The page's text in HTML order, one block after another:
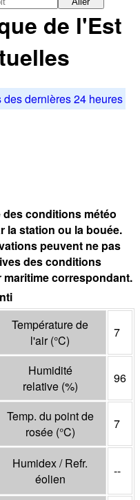
de l'Est
dernières 24 heures
conditions météo
la station ou la bouée.
peuvent ne pas
des conditions
correspondant.
Température de
l'air(°C)
7
Humidité
relative (%)
96
Temp. du point de
rosée (°C)
7
Humidex / Refr.
éolien
--